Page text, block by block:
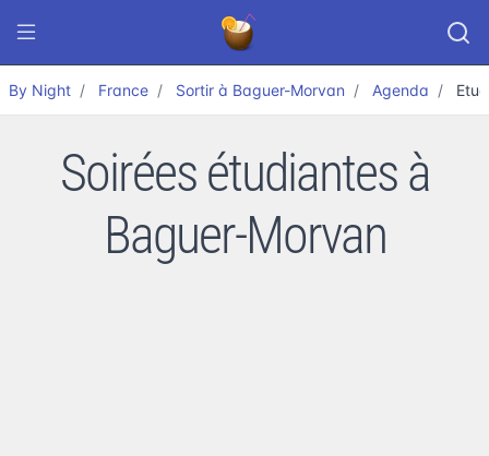
By Night France Sortir à Baguer-Morvan Agenda
Soirées étudiantes à
Baguer-Morvan